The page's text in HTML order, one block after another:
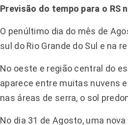
Previsão do tempo para o RS
O penúltimo dia do mês de
sul do Rio Grande do Sul e na
No oeste e região central do
aparece entre muitas nuvens
nas áreas de serra, o sol
No dia 31 de Agosto, uma